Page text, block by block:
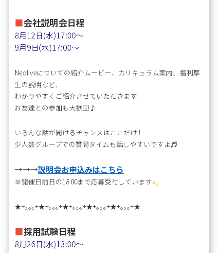
■会社説明会日程
8月12日(水)17:00〜
9月9日(水)17:00〜
Neoliveについての紹介ムービー、カリキュラム案内、福利厚
生の説明など、
わかりやすくご紹介させていただきます!
お友達との参加も大歓迎♪
いろんな話が聞けるチャンスはここだけ!!
少人数グループでの質問タイムも話しやすいですよ♬
→→→説明会お申込みはこちら
※開催日前日の18:00まで応募受付しています
★+｡｡｡+★+｡｡｡+★+｡｡｡+★+｡｡｡+★+｡｡｡+★
■採用試験日程
8月26日(水)13:00〜